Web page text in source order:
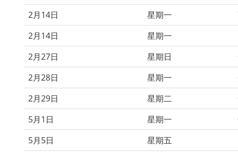
2月14日
星期一
2月14日
星期一
2月27日
星期日
2月28日
星期一
2月29日
星期二
5月1日
星期一
5月5日
星期五